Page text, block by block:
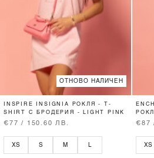
ОТНОВО НАЛИЧЕН
INSPIRE INSIGNIA РОКЛЯ - T-
SHIRT С БРОДЕРИЯ - LIGHT PINK
€77 / 150.60 ЛВ.
XS S M
€87
XS